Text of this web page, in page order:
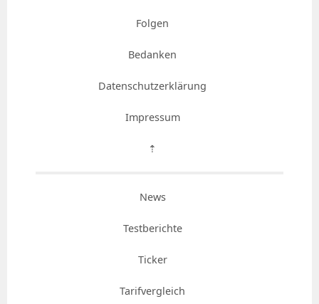
Folgen
Bedanken
Datenschutzerklärung
Impressum
⇡
News
Testberichte
Ticker
Tarifvergleich